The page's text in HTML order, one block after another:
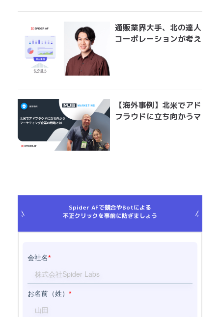
通販業界大手、北の達人
コーポレーションが考え
【海外事例】北米でアド
フラウドに立ち向かうマ
Spider AFで競合やBotによる
不正クリックを事前に防ぎましょう